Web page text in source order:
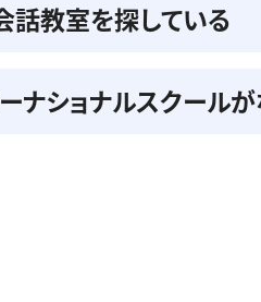
教室を探している
ナショナルスクール